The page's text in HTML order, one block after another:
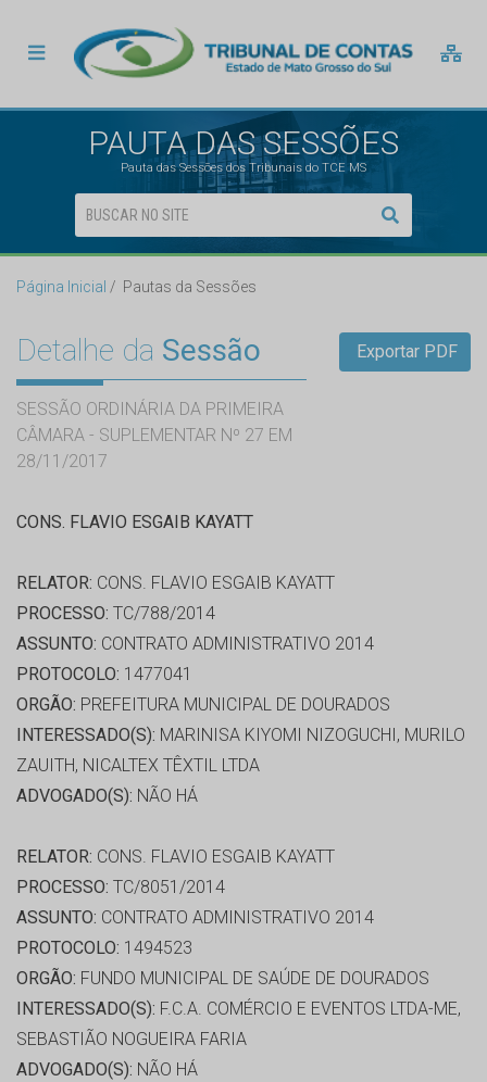
PAUTA DAS SESSÕES
Pauta das Sessões dos Tribunais do TCE MS
Página Inicial Pautas da Sessões
Detalhe da Sessão
SESSÃO ORDINÁRIA DA PRIMEIRA
CÂMARA - SUPLEMENTAR Nº 27 EM
28/11/2017
Exportar PDF
CONS. FLAVIO ESGAIB KAYATT
RELATOR: CONS. FLAVIO ESGAIB KAYATT
PROCESSO: TC/788/2014
ASSUNTO: CONTRATO ADMINISTRATIVO 2014
PROTOCOLO: 1477041
ORGÃO: PREFEITURA MUNICIPAL DE DOURADOS
INTERESSADO(S): MARINISA KIYOMI NIZOGUCHI, MURILO
ZAUITH, NICALTEX TÊXTIL LTDA
ADVOGADO(S): NÃO HÁ
RELATOR: CONS. FLAVIO ESGAIB KAYATT
PROCESSO: TC/8051/2014
ASSUNTO: CONTRATO ADMINISTRATIVO 2014
PROTOCOLO: 1494523
ORGÃO: FUNDO MUNICIPAL DE SAÚDE DE DOURADOS
INTERESSADO(S): F.C.A. COMÉRCIO E EVENTOS LTDA-ME,
SEBASTIÃO NOGUEIRA FARIA
ADVOGADO(S): NÃO HÁ